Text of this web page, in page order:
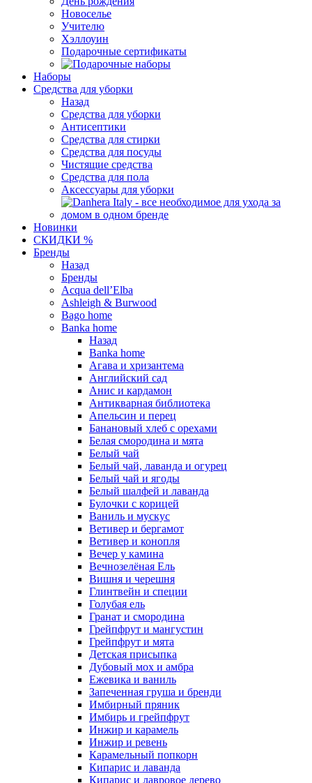
Новоселье
Учителю
Хэллоуин
Подарочные сертификаты
Наборы
Средства для уборки
Назад
Средства для уборки
Антисептики
Средства для стирки
Средства для посуды
Чистящие средства
Средства для пола
Аксессуары для уборки
Новинки
СКИДКИ %
Бренды
Назад
Бренды
Acqua dell’Elba
Ashleigh & Burwood
Bago home
Banka home
Назад
Banka home
Агава и хризантема
Английский сад
Анис и кардамон
Антикварная библиотека
Апельсин и перец
Банановый хлеб с орехами
Белая смородина и мята
Белый чай
Белый чай, лаванда и огурец
Белый чай и ягоды
Белый шалфей и лаванда
Булочки с корицей
Ваниль и мускус
Ветивер и бергамот
Ветивер и конопля
Вечер у камина
Вечнозелёная Ель
Вишня и черешня
Глинтвейн и специи
Голубая ель
Гранат и смородина
Грейпфрут и мангустин
Грейпфрут и мята
Детская присыпка
Дубовый мох и амбра
Ежевика и ваниль
Запеченная груша и бренди
Имбирный пряник
Имбирь и грейпфрут
Инжир и карамель
Инжир и ревень
Карамельный попкорн
Кипарис и лаванда
Кипарис и лавровое дерево